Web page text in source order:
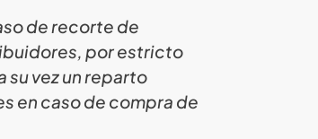
de recorte de
por estricto
vez un reparto
en caso de compra de